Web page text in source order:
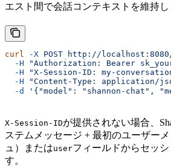
エスト間で会話コンテキストを維持し
curl -X POST http://
  -H
"Authorization: Bearer
  -H
"X-Session-ID: my-
  -H
"Content-Type: application/
  -d
'{"model": "shannon-chat",
X-Session-IDが提供されない場合、
ステムメッセージ + 最初のユーザー
ュ）またはuserフィールドからセッ
す。